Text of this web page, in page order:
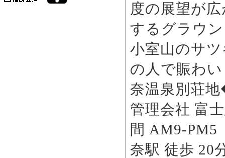
度の展望が
するグラウ
小室山のサ
の人で賑わ
奈温泉別荘
管理会社 富
間 AM9-
奈駅 徒歩 20